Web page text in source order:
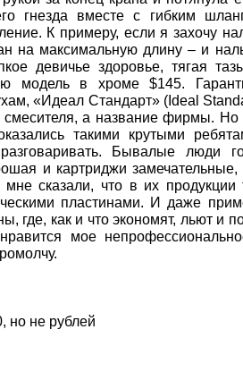
гнезда вместе с гибким
К примеру, если я захочу
на максимальную длину – и
девичье здоровье, тягая
модель в хроме $145.
«Идеал Стандарт» (Ideal
смесителя, а название фирмы. Но
такими крутыми
Бывалые люди
и картриджи
сказали, что в их продукции
пластинами. И даже
где, как и что экономят, льют и
мое
но не рублей